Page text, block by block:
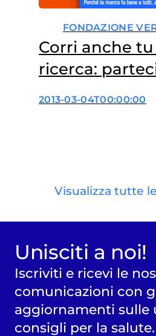
FONDAZIONE
Corri anche
ricerca:
Milano City
2013-03-04T00:00:00
Visualizza tutte
Unisciti a noi!
Iscriviti e ricevi le
comunicazioni con
aggiornamenti sulle
consigli per la